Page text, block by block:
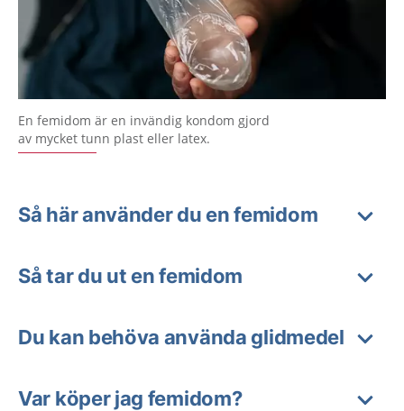
En femidom är en invändig kondom gjord
av mycket tunn plast eller latex.
Så här använder du en femidom
Så tar du ut en femidom
Du kan behöva använda glidmedel
Var köper jag femidom?